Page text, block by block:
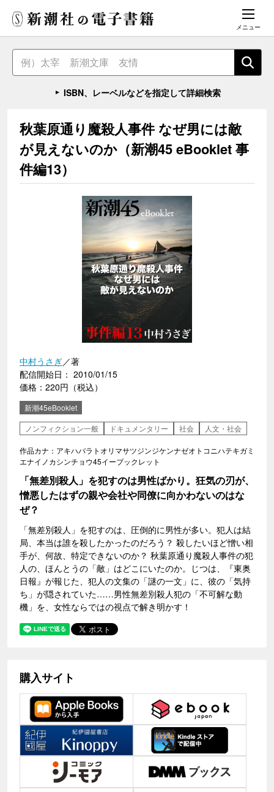
メニュー
ISBN、レーベルなどを指定して詳細検索
秋葉原通り魔殺人事件 なぜ男には敵
が見えないのか（新潮45 eBooklet 事
件編13）
中村うさぎ／著
配信開始日： 2010/01/15
価格：220円（税込）
新潮45eBooklet
ノンフィクション一般
ドキュメンタリー 社会 人文・社会
作品カナ：アキハバラトオリマサツジンジケンナゼオトコニハテキガミ
エナイノカシンチョウ45イーブックレット
「無差別殺人」を犯すのは男性ばかり。狂気の刃が、
憎悪したはずの親や会社や同僚に向かわないのはな
ぜ？
「無差別殺人」を犯すのは、圧倒的に男性が多い。犯人は結
局、本当は誰を殺したかったのだろう？ 殺したいほど憎い相
手が、何故、特定できないのか？ 秋葉原通り魔殺人事件の犯
人の、ほんとうの「敵」はどこにいたのか。じつは、『東奥
日報』が報じた、犯人の文集の「謎の一文」に、彼の「気持
ち」が隠されていた……男性無差別殺人犯の「不可解な動
機」を、女性ならではの視点で解き明かす！
購入サイト